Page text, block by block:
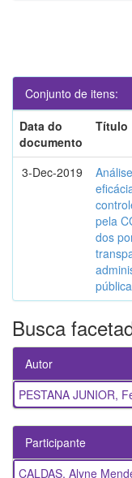
Conjunto de itens:
Data do
documento
Título
3-Dec-2019
pela
dos
pública
Busca
Autor
PESTANA JUNIOR,
Participante
CALDAS, Alyne